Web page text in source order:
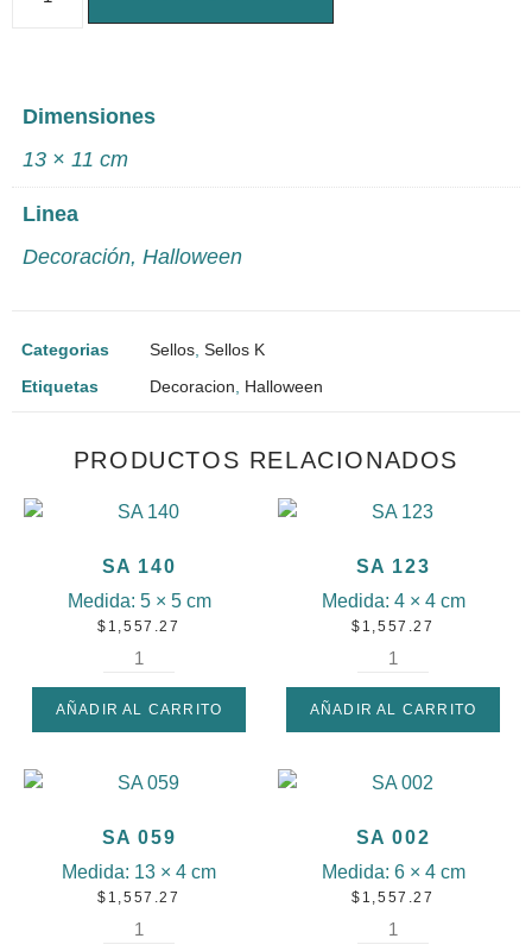
Dimensiones
13 × 11 cm
Linea
Decoración, Halloween
Categorias Sellos, Sellos K
Etiquetas
Decoracion, Halloween
PRODUCTOS RELACIONADOS
SA 140
Medida: 5 × 5 cm
$ 1,557.27
AÑADIR AL CARRITO
SA 123
Medida: 4 × 4 cm
$ 1,557.27
AÑADIR AL CARRITO
SA 059
Medida: 13 × 4 cm
$ 1,557.27
SA 002
Medida: 6 × 4 cm
$ 1,557.27